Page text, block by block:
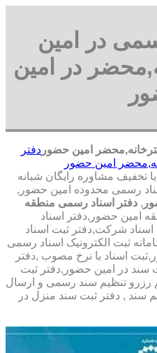
در امین
در امین
امین حضور دفتر
امین حضور
با تخفیف مشاوره رايگان شبانه
رسمی محدوده امین حضور,
, دفتر اسناد رسمی منطقه
امین حضور,دفتر اسناد
شرکت,دفتر ثبت اسناد
ثبت الکترونیک اسناد رسمی
اسناد با نرخ مصوب ,دفتر
سند در امین حضور,دفتر ثبت
تنظیم سند رسمی و ارسال
سند , دفتر ثبت سند منزل در